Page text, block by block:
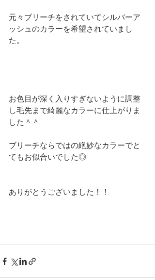
元々ブリーチをされていてシルバーア
ッシュのカラーを希望されていまし
た。
お色目が深く入りすぎないように調整
し毛先まで綺麗なカラーに仕上がりま
した＾＾
ブリーチならではの絶妙なカラーでと
てもお似合いでした◎
ありがとうございました！！